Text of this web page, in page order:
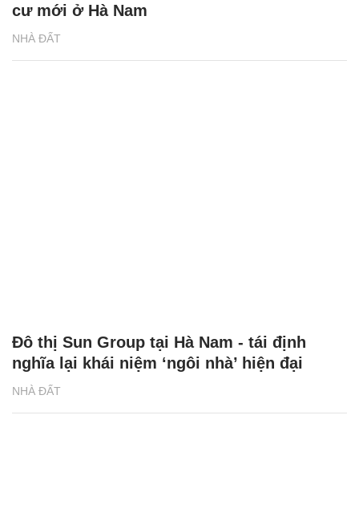
NHÀ ĐẤT
cư mới ở Hà Nam
NHÀ ĐẤT
Đô thị Sun Group tại Hà Nam - tái định
nghĩa lại khái niệm ‘ngôi nhà’ hiện đại